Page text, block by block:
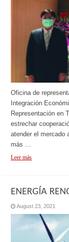
Oficina de
Integración
Representación en
estrechar
atender el mercado
más …
Leer más
ENERGÍA
August 23, 2021